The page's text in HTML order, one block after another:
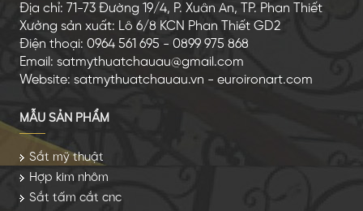
Địa chỉ: 71-73 Đường 19/4, P. Xuân An, TP. Phan Thiết
Xưởng sản xuất: Lô 6/8 KCN Phan Thiết GD2
Điện thoại: 0964 561 695 - 0899 975 868
Email: satmythuatchauau@gmail.com
Website: satmythuatchauau.vn - euroironart.com
MẪU SẢN PHẨM
Sắt mỹ thuật
Hợp kim nhôm
Sắt tấm cắt cnc